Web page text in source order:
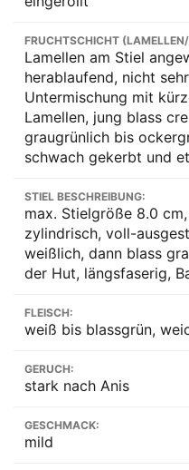
FRUCHTSCHICHT
Lamellen am Stiel
herablaufend, nicht
Untermischung mit
Lamellen, jung blass
graugrünlich bis
schwach gekerbt und
STIEL BESCHREIBUNG:
max. Stielgröße 8.0
zylindrisch, voll-
weißlich, dann blass
der Hut, längsfaserig,
FLEISCH:
weiß bis blassgrün,
GERUCH:
stark nach Anis
GESCHMACK:
mild